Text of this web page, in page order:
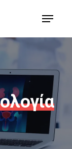
Menu
Menu